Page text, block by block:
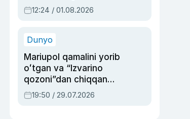
Oripovni siyosiy
ayblovlardan asrab
12:24 / 01.08.2026
Dunyo
Mariupol qamalini yorib
oʻtgan va “Izvarino
qozoni”dan chiqqan
qahramon — Ukraina
armiyasi bosh
19:50 / 29.07.2026